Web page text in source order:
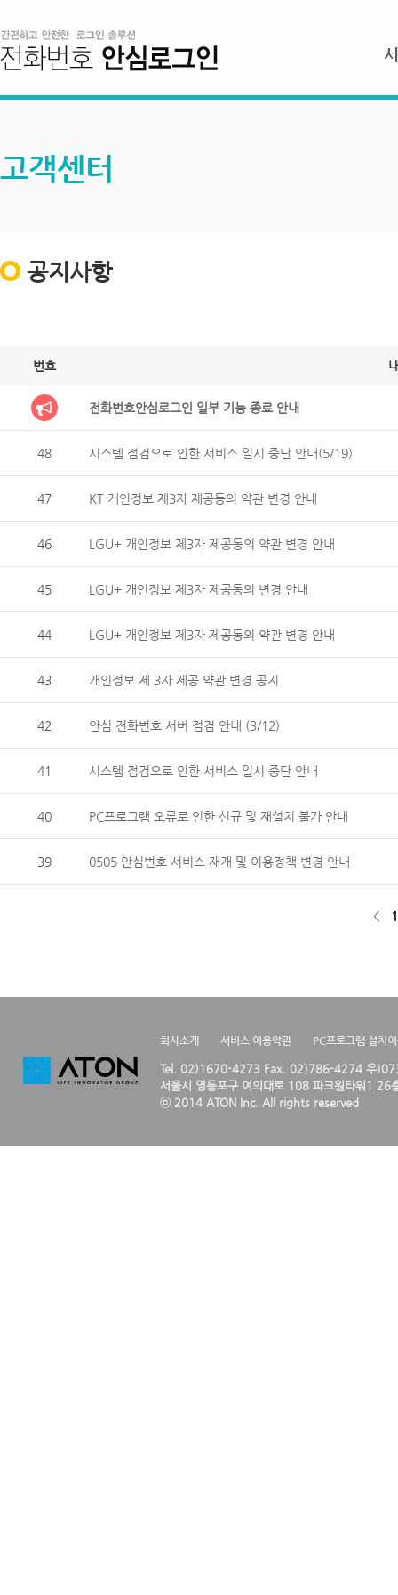
고객센터
공지사항
번호
전화번호안심로그인 일부 기능 종료 안내
48 시스템 점검으로 인한 서비스 일시 중단 안내(5/19)
47 KT 개인정보 제3자 제공동의 약관 변경 안내
46 LGU+ 개인정보 제3자 제공동의 약관 변경 안내
45 LGU+ 개인정보 제3자 제공동의 변경 안내
44 LGU+ 개인정보 제3자 제공동의 약관 변경 안내
43 개인정보 제 3자 제공 약관 변경 공지
42 안심 전화번호 서버 점검 안내 (3/12)
41 시스템 점검으로 인한 서비스 일시 중단 안내
40 PC프로그램 오류로 인한 신규 및 재설치 불가 안내
39 0505 안심번호 서비스 재개 및 이용정책 변경 안내
< 1
회사소개 서비스 이용약관 PC프로그램 설치
Tel. 02)1670-4273 Fax. 02)786-4274 우
서울시 영등포구 여의대로 108 파크원타워1 26
ⓒ 2014 ATON Inc. All rights reserved